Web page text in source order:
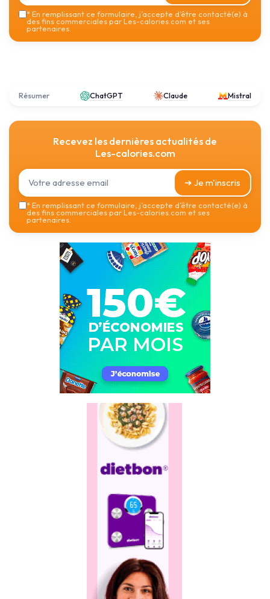
*En remplissant ce formulaire, j’accepte d’être contacté(e) à
des fins commerciales par Les-calories.com et ses
partenaires.
Résumer ChatGPT Claude Mistral
Recevez les dernières actualités de
Les-calories.com
➔ Je m'inscris
*En remplissant ce formulaire, j’accepte d’être contacté(e) à
des fins commerciales par Les-calories.com et ses
partenaires.